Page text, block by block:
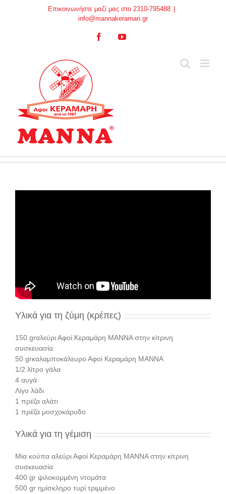
Επικοινωνήστε μαζί μας στο 2310-795488
info@mannakeramari.gr
FacebookYouTube
Υλικά για τη ζύμη (κρέπες)
150 grαλεύρι Αφοί Κεραμάρη ΜΑΝΝΑ στην κίτρινη
συσκευασία
50 grκαλαμποκάλευρο Αφοί Κεραμάρη ΜΑΝΝΑ
1/2 λίτρο γάλα
4 αυγά
Λίγο λάδι
1 πρέζα αλάτι
1 πρέζα μοσχοκάρυδο
Υλικά για τη γέμιση
Μία κούπα αλεύρι Αφοί Κεραμάρη ΜΑΝΝΑ στην κίτρινη
συσκευασία
400 gr ψιλοκομμένη ντομάτα
500 gr ημίσκληρο τυρί τριμμένο